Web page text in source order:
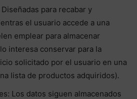
para recabar y
el usuario accede a una
emplear para almacenar
interesa conservar para la
solicitado por el usuario en una
lista de productos adquiridos).
Los datos siguen almacenados